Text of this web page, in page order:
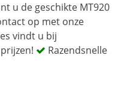
u de geschikte MT920
op met onze
vindt u bij
Razendsnelle